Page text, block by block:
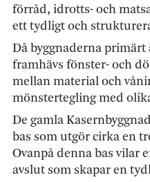
förråd, idrotts- och
ett tydligt och
Då byggnaderna
framhävs fönster- och
mellan material och
mönstertegling med
De gamla
bas som utgör cirka en
Ovanpå denna bas vilar
avslut som skapar en